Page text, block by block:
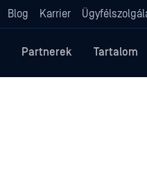
Blog Karrier
Partnerek Tartalom